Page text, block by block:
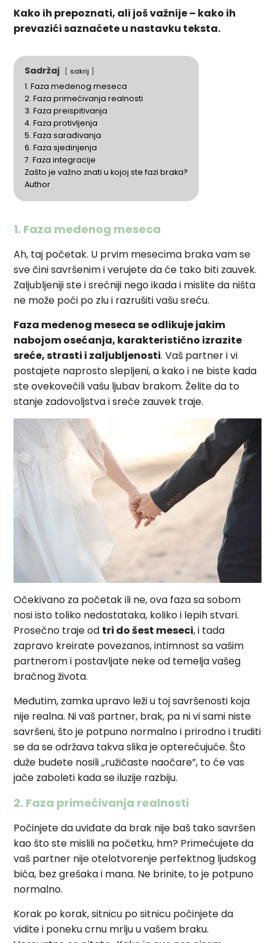
Kako ih prepoznati, ali još važnije – kako ih
prevazići saznaćete u nastavku teksta.
Sadržaj sakrij
1. Faza medenog meseca
2. Faza primećivanja realnosti
3. Faza preispitivanja
4. Faza protivljenja
5. Faza sarađivanja
6. Faza sjedinjenja
7. Faza integracije
Zašto je važno znati u kojoj ste fazi braka?
Author
1. Faza medenog meseca
Ah, taj početak. U prvim mesecima braka vam se
sve čini savršenim i verujete da će tako biti zauvek.
Zaljubljeniji ste i srećniji nego ikada i mislite da ništa
ne može poći po zlu i razrušiti vašu sreću.
Faza medenog meseca se odlikuje jakim
nabojom osećanja, karakteristično izrazite
sreće, strasti i zaljubljenosti. Vaš partner i vi
postajete naprosto slepljeni, a kako i ne biste kada
ste ovekovečili vašu ljubav brakom. Želite da to
stanje zadovoljstva i sreće zauvek traje.
Očekivano za početak ili ne, ova faza sa sobom
nosi isto toliko nedostataka, koliko i lepih stvari.
Prosečno traje od tri do šest meseci, i tada
zapravo kreirate povezanos, intimnost sa vašim
partnerom i postavljate neke od temelja vašeg
bračnog života.
Međutim, zamka upravo leži u toj savršenosti koja
nije realna. Ni vaš partner, brak, pa ni vi sami niste
savršeni, što je potpuno normalno i prirodno i truditi
se da se održava takva slika je opterećujuće. Što
duže budete nosili ,,ružičaste naočare”, to će vas
jače zaboleti kada se iluzije razbiju.
2. Faza primećivanja realnosti
Počinjete da uviđate da brak nije baš tako savršen
kao što ste mislili na početku, hm? Primećujete da
vaš partner nije otelotvorenje perfektnog ljudskog
bića, bez grešaka i mana. Ne brinite, to je potpuno
normalno.
Korak po korak, sitnicu po sitnicu počinjete da
vidite i poneku crnu mrlju u vašem braku.